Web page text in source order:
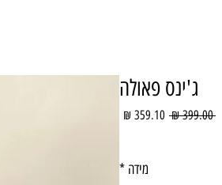
ג'ינס פאולה
‏399.00 ‏₪
מחיר
מידה *